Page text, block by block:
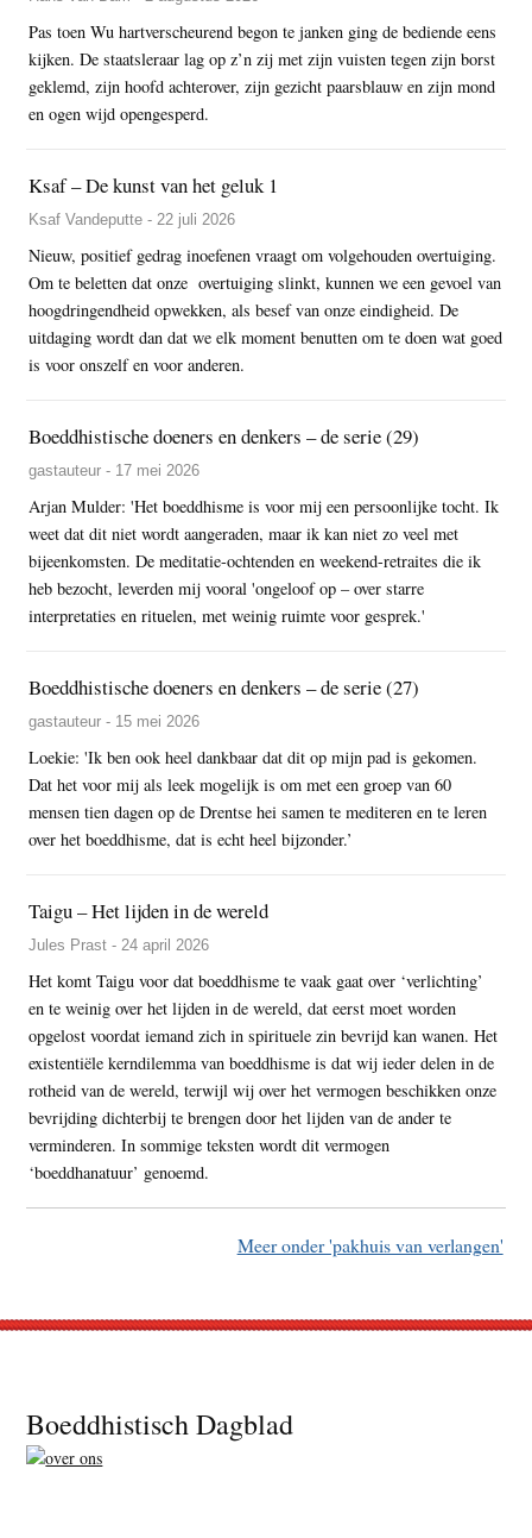
Pas toen Wu hartverscheurend begon te janken ging de bediende eens
kijken. De staatsleraar lag op z’n zij met zijn vuisten tegen zijn borst
geklemd, zijn hoofd achterover, zijn gezicht paarsblauw en zijn mond
en ogen wijd opengesperd.
Ksaf – De kunst van het geluk 1
Ksaf Vandeputte - 22 juli 2026
Nieuw, positief gedrag inoefenen vraagt om volgehouden overtuiging.
Om te beletten dat onze overtuiging slinkt, kunnen we een gevoel van
hoogdringendheid opwekken, als besef van onze eindigheid. De
uitdaging wordt dan dat we elk moment benutten om te doen wat goed
is voor onszelf en voor anderen.
Boeddhistische doeners en denkers – de serie (29)
gastauteur - 17 mei 2026
Arjan Mulder: 'Het boeddhisme is voor mij een persoonlijke tocht. Ik
weet dat dit niet wordt aangeraden, maar ik kan niet zo veel met
bijeenkomsten. De meditatie-ochtenden en weekend-retraites die ik
heb bezocht, leverden mij vooral 'ongeloof op – over starre
interpretaties en rituelen, met weinig ruimte voor gesprek.'
Boeddhistische doeners en denkers – de serie (27)
gastauteur - 15 mei 2026
Loekie: 'Ik ben ook heel dankbaar dat dit op mijn pad is gekomen.
Dat het voor mij als leek mogelijk is om met een groep van 60
mensen tien dagen op de Drentse hei samen te mediteren en te leren
over het boeddhisme, dat is echt heel bijzonder.’
Taigu – Het lijden in de wereld
Jules Prast - 24 april 2026
Het komt Taigu voor dat boeddhisme te vaak gaat over ‘verlichting’
en te weinig over het lijden in de wereld, dat eerst moet worden
opgelost voordat iemand zich in spirituele zin bevrijd kan wanen. Het
existentiële kerndilemma van boeddhisme is dat wij ieder delen in de
rotheid van de wereld, terwijl wij over het vermogen beschikken onze
bevrijding dichterbij te brengen door het lijden van de ander te
verminderen. In sommige teksten wordt dit vermogen
‘boeddhanatuur’ genoemd.
Meer onder 'pakhuis van verlangen'
Footer
Boeddhistisch Dagblad